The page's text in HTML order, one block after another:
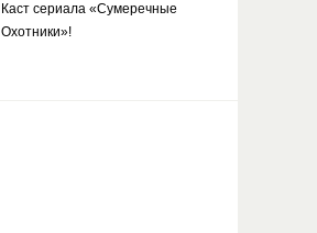
Каст сериала «Сумеречные
Охотники»!